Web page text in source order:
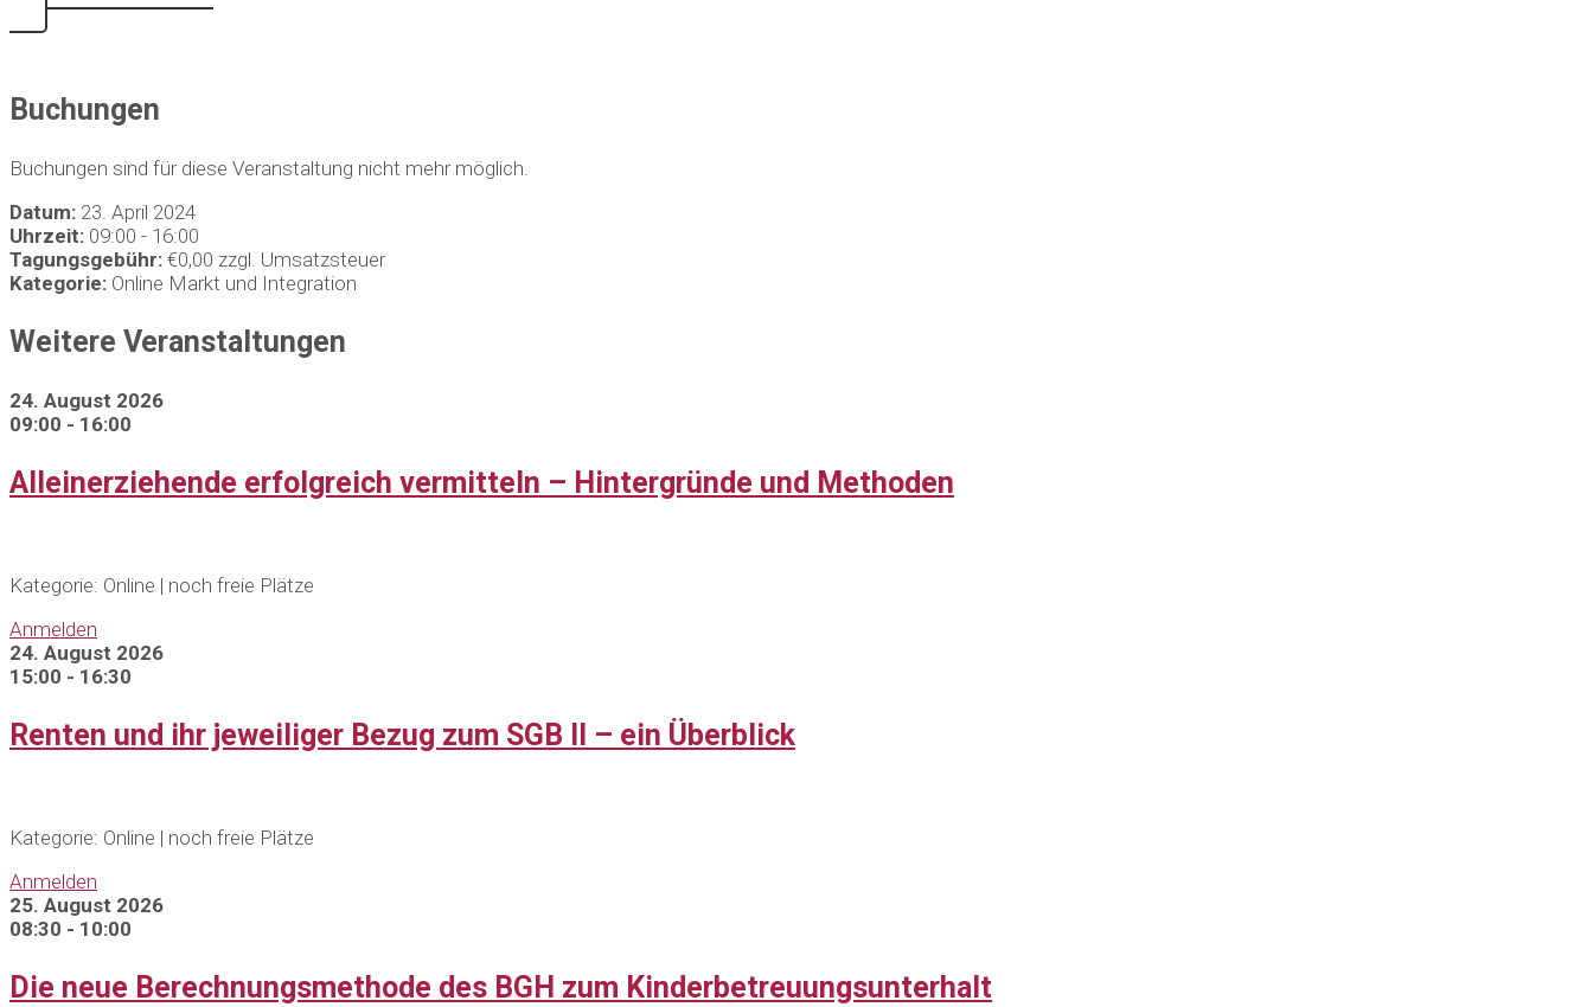
Buchungen
Buchungen sind für diese Veranstaltung nicht mehr möglich.
Datum: 23. April 2024
Uhrzeit: 09:00 - 16:00
Tagungsgebühr: €0,00 zzgl. Umsatzsteuer
Kategorie: Online Markt und Integration
Weitere Veranstaltungen
24. August 2026
09:00 - 16:00
Alleinerziehende erfolgreich vermitteln – Hintergründe und Methoden
Kategorie: Online | noch freie Plätze
Anmelden
24. August 2026
15:00 - 16:30
Renten und ihr jeweiliger Bezug zum SGB II – ein Überblick
Kategorie: Online | noch freie Plätze
Anmelden
25. August 2026
08:30 - 10:00
Die neue Berechnungsmethode des BGH zum Kinderbetreuungsunterhalt